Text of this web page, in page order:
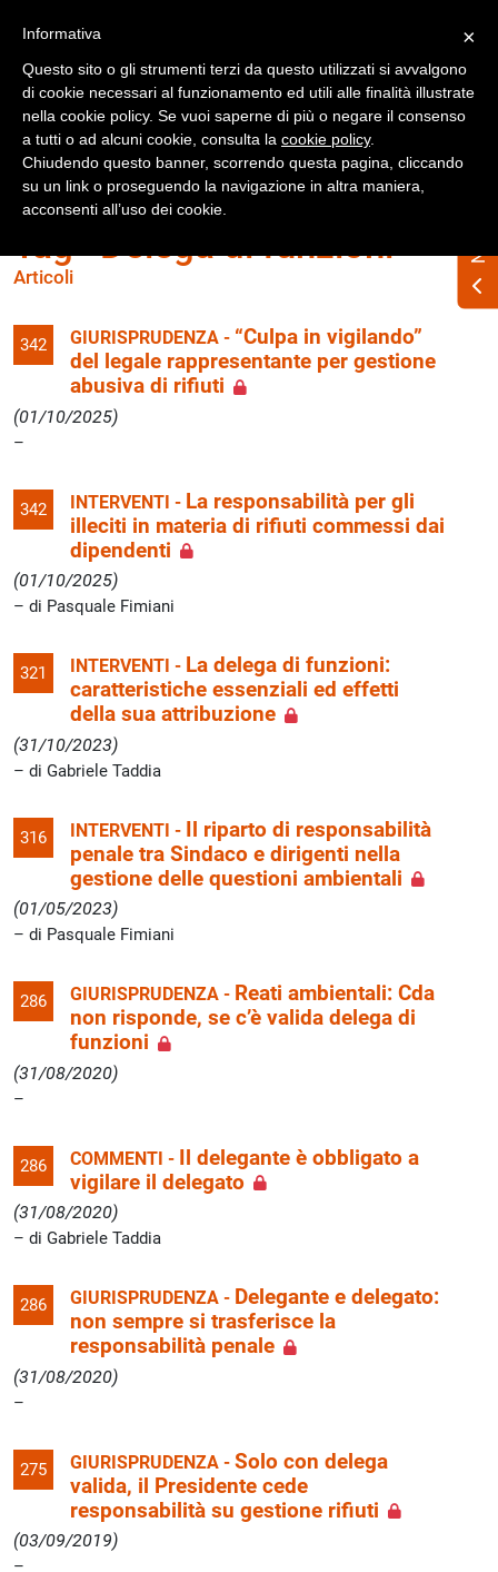
Accedi
Tag «Delega di funzioni»
Articoli
342 GIURISPRUDENZA - “Culpa in vigilando”
del legale rappresentante per gestione
abusiva di rifiuti
(01/10/2025)
342 INTERVENTI - La responsabilità per gli
illeciti in materia di rifiuti commessi dai
dipendenti
(01/10/2025)
di Pasquale Fimiani
321 INTERVENTI - La delega di funzioni:
caratteristiche essenziali ed effetti
della sua attribuzione
(31/10/2023)
di Gabriele Taddia
316 INTERVENTI - Il riparto di responsabilità
penale tra Sindaco e dirigenti nella
gestione delle questioni ambientali
(01/05/2023)
di Pasquale Fimiani
286 GIURISPRUDENZA - Reati ambientali: Cda
non risponde, se c’è valida delega di
funzioni
(31/08/2020)
286 COMMENTI - Il delegante è obbligato a
vigilare il delegato
(31/08/2020)
di Gabriele Taddia
286 GIURISPRUDENZA - Delegante e delegato:
non sempre si trasferisce la
responsabilità penale
(31/08/2020)
275 GIURISPRUDENZA - Solo con delega
valida, il Presidente cede
responsabilità su gestione rifiuti
(03/09/2019)
×
Informativa
Questo sito o gli strumenti terzi da questo utilizzati si avvalgono
di cookie necessari al funzionamento ed utili alle finalità illustrate
nella cookie policy. Se vuoi saperne di più o negare il consenso
a tutti o ad alcuni cookie, consulta la cookie policy.
Chiudendo questo banner, scorrendo questa pagina, cliccando
su un link o proseguendo la navigazione in altra maniera,
acconsenti all’uso dei cookie.